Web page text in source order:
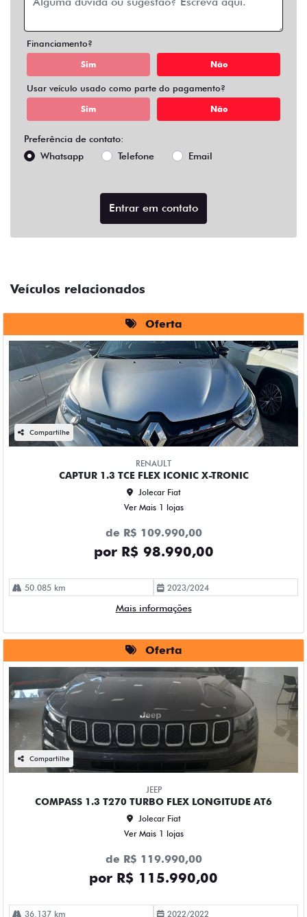
Financiamento?
Sim Não
Usar veículo usado como parte do pagamento?
Sim Não
Preferência de contato:
Whatsapp
Telefone Email
Entrar em contato
Veículos relacionados
Oferta
Compartilhe
RENAULT
CAPTUR 1.3 TCE FLEX ICONIC X-TRONIC
Jolecar Fiat
Ver Mais 1 lojas
de R$ 109.990,00
por R$ 98.990,00
50.085 km 2023/2024
Mais informações
Oferta
Compartilhe
JEEP
COMPASS 1.3 T270 TURBO FLEX LONGITUDE AT6
Jolecar Fiat
Ver Mais 1 lojas
de R$ 119.990,00
por R$ 115.990,00
36.137 km 2022/2022